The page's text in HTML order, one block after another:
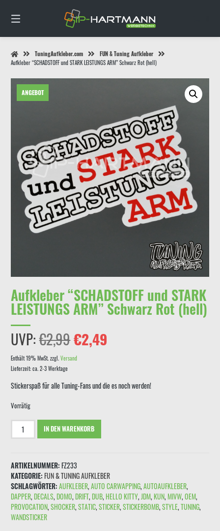
Inhalt
TuningAufkleber.com
FUN & Tuning Aufkleber
Aufkleber “SCHADSTOFF und STARK LEISTUNGS ARM” Schwarz Rot (hell)
ANGEBOT
Aufkleber “SCHADSTOFF und STARK
LEISTUNGS ARM” Schwarz Rot (hell)
UVP:€2,99Ursprünglicher
Preis
war:
€2,49
ist:
Enthält 19% MwSt. zzgl.Versand
Lieferzeit: ca. 2-3 Werktage
Stickerspaß für alle Tuning-Fans und die es noch werden!
Vorrätig
Aufkleber
"SCHADSTOFF
LEISTUNGS
ARM"
Schwarz
Rot
(hell)
Menge
IN DEN WARENKORB
ARTIKELNUMMER: FZ233
KATEGORIE: FUN & TUNING AUFKLEBER
SCHLAGWÖRTER: AUFKLEBER,AUTO CARWAPPING,AUTOAUFKLEBER,
DAPPER, DECALS, DOMO, DRIFT, DUB, HELLO KITTY,JDM, KUN, MIVW,OEM,
PROVOCATION,SHOCKER,STATIC,STICKER,STICKERBOMB,STYLE,TUNING,
WANDSTICKER